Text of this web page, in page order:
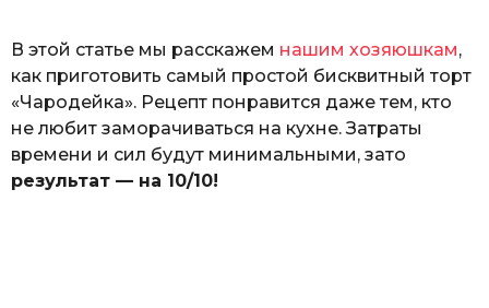
В этой статье мы расскажем нашим хозяюшкам,
как приготовить самый простой бисквитный торт
«Чародейка». Рецепт понравится даже тем, кто
не любит заморачиваться на кухне. Затраты
времени и сил будут минимальными, зато
результат — на 10/10!